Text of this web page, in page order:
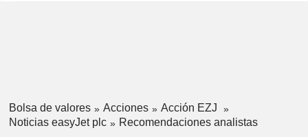
Bolsa de valores Acciones
Acción EZJ
Noticias easyJet plc
Recomendaciones analistas